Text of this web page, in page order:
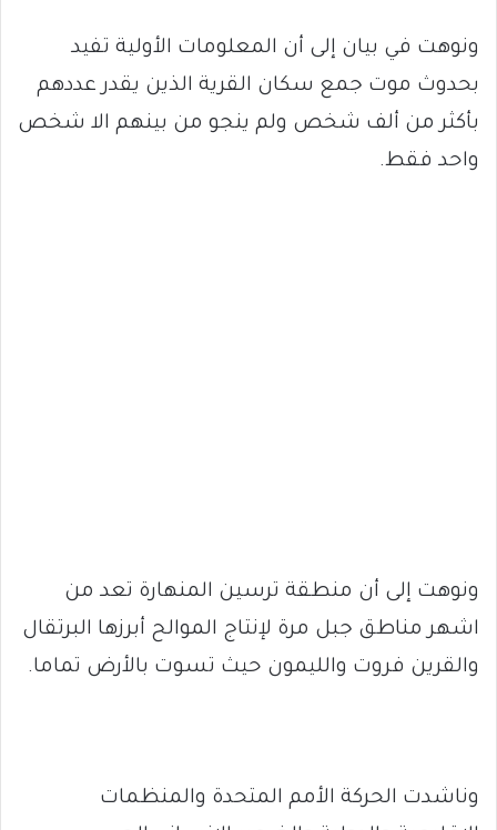
ونوهت في بيان إلى أن المعلومات الأولية تفيد
بحدوث موت جمع سكان القرية الذين يقدر عددهم
بأكثر من ألف شخص ولم ينجو من بينهم الا شخص
واحد فقط.
ونوهت إلى أن منطقة ترسين المنهارة تعد من
اشهر مناطق جبل مرة لإنتاج الموالح أبرزها البرتقال
والقرين فروت والليمون حيث تسوت بالأرض تماما.
وناشدت الحركة الأمم المتحدة والمنظمات